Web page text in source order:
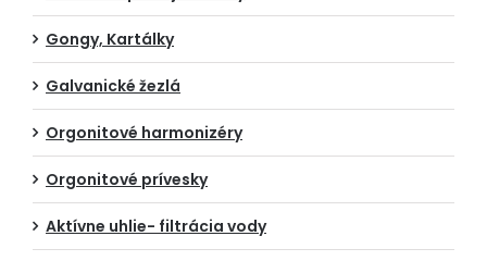
Gongy, Kartálky
Galvanické žezlá
Orgonitové harmonizéry
Orgonitové prívesky
Aktívne uhlie- filtrácia vody